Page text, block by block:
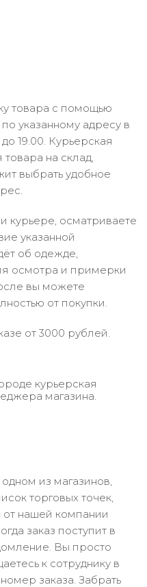
товара с помощью
указанному адресу в
19.00. Курьерская
на склад,
выбрать удобное
курьере, осматриваете
указанной
об одежде,
осмотра и примерки
вы можете
от покупки.
от 3000 рублей.
курьерская
магазина.
из магазинов,
торговых точек,
нашей компании
заказ поступит в
Вы просто
к сотруднику в
заказа. Забрать